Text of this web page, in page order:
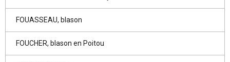
FOUASSEAU, blason
FOUCHER, blason en Poitou